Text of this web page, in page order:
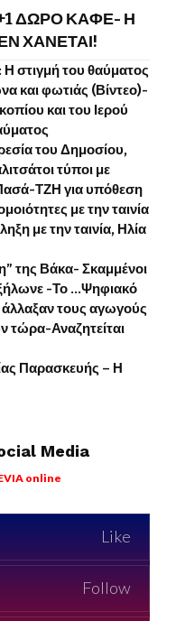
ΔΩΡΟ ΚΑΦΕ- Η
ΧΑΝΕΤΑΙ!
στιγμή του θαύματος
και φωτιάς (Βίντεο)-
και του Ιερού
του Δημοσίου,
τύποι με
ΤΖΗ για υπόθεση
με την ταινία
με την ταινία, Ηλία
της Βάκα- Σκαμμένοι
-Το …Ψηφιακό
τους αγωγούς
τώρα-Αναζητείται
Παρασκευής – Η
Media
EVIA online
Like
Follow